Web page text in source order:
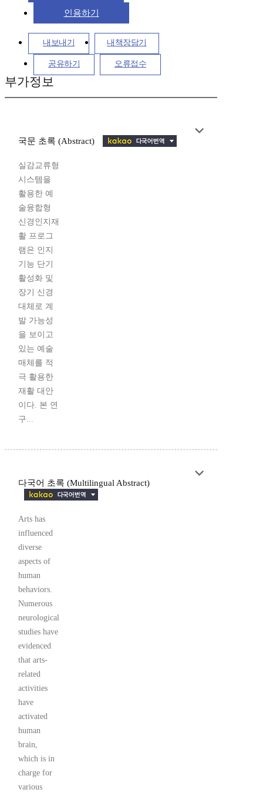
인용하기
내보내기 내책장담기
공유하기 오류접수
부가정보
국문 초록 (Abstract)
실감교류형
시스템을
활용한 예
술융합형
신경인지재
활 프로그
램은 인지
기능 단기
활성화 및
장기 신경
대체로 계
발 가능성
을 보이고
있는 예술
매체를 적
극 활용한
재활 대안
이다. 본 연
구...
다국어 초록 (Multilingual Abstract)
Arts has
influenced
diverse
aspects of
human
behaviors.
Numerous
neurological
studies have
evidenced
that arts-
related
activities
have
activated
human
brain,
which is in
charge for
various